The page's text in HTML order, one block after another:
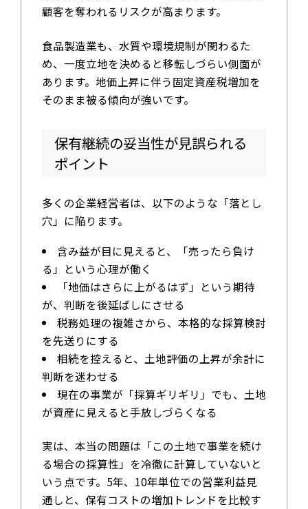
顧客を奪われるリスクが高まります。
食品製造業も、水質や環境規制が関わるた
め、一度立地を決めると移転しづらい側面が
あります。地価上昇に伴う固定資産税増加を
そのまま被る傾向が強いです。
保有継続の妥当性が見誤られる
ポイント
多くの企業経営者は、以下のような「落とし
穴」に陥ります。
含み益が目に見えると、「売ったら負け
る」という心理が働く
「地価はさらに上がるはず」という期待
が、判断を後延ばしにさせる
税務処理の複雑さから、本格的な採算検討
を先送りにする
相続を控えると、土地評価の上昇が余計に
判断を迷わせる
現在の事業が「採算ギリギリ」でも、土地
が資産に見えると手放しづらくなる
実は、本当の問題は「この土地で事業を続け
る場合の採算性」を冷徹に計算していないと
いう点です。5年、10年単位での営業利益見
通しと、保有コストの増加トレンドを比較す